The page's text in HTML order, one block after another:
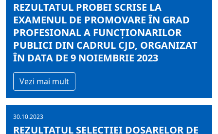
REZULTATUL PROBEI SCRISE LA
EXAMENUL DE PROMOVARE ÎN GRAD
PROFESIONAL A FUNCŢIONARILOR
PUBLICI DIN CADRUL CJD, ORGANIZAT
ÎN DATA DE 9 NOIEMBRIE 2023
Vezi mai mult
30.10.2023
REZULTATUL SELECŢIEI DOSARELOR DE